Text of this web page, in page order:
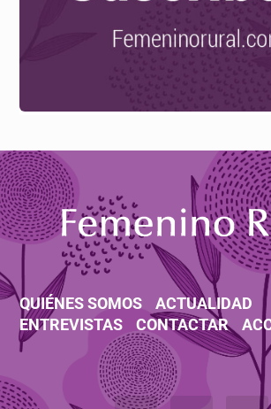
QUIÉNES SOMOS
ACTUALIDAD
ENTREVISTAS
CONTACTAR